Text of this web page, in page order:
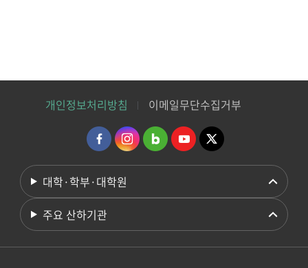
개인정보처리방침 이메일무단수집거부
대학·학부·대학원
주요 산하기관